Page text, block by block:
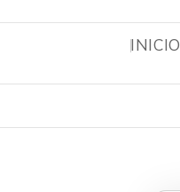
INICIO